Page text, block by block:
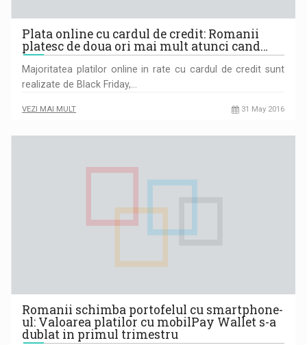
Plata online cu cardul de credit: Romanii
platesc de doua ori mai mult atunci cand…
Majoritatea platilor online in rate cu cardul de credit sunt
realizate de Black Friday,…
VEZI MAI MULT 31 May 2016
Romanii schimba portofelul cu smartphone-
ul: Valoarea platilor cu mobilPay Wallet s-a
dublat in primul trimestru